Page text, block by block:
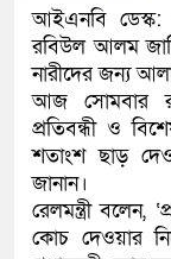
আইএনবি ডেস্ক:
রবিউল আলম
নারীদের জন্য
আজ সোমবার
প্রতিবন্ধী ও
শতাংশ ছাড়
জানান।
রেলমন্ত্রী বলেন,
কোচ দেওয়ার